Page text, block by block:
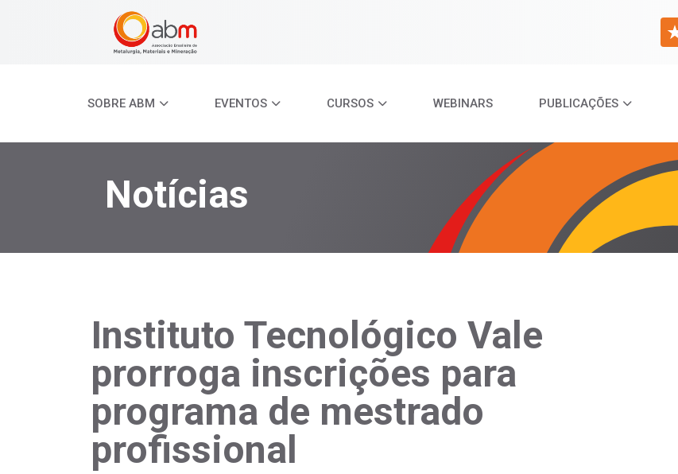
SOBRE ABM EVENTOS CURSOS WEBINARS PUBLICAÇÕES
Notícias
Instituto Tecnológico Vale
prorroga inscrições para
programa de mestrado
profissional